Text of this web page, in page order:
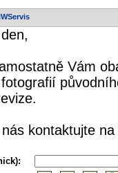
Vám
nás kontaktujte na